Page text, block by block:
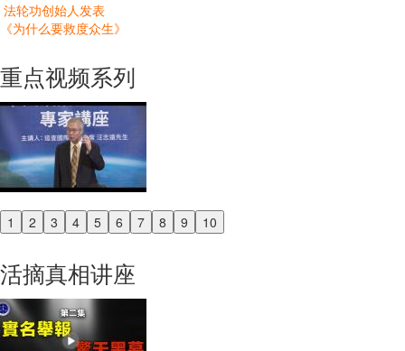
法轮功创始人发表
《为什么要救度众生》
重点视频系列
1 2 3 4 5 6 7 8 9 10
Previous
活摘真相讲座